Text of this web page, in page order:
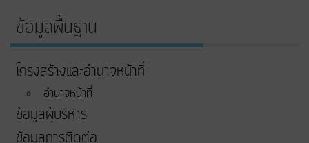
ข้อมูลพื้นฐาน
โครงสร้างและอำนาจหน้าที่
อำนาจหน้าที่
ข้อมูลผู้บริหาร
ข้อมูลการติดต่อ